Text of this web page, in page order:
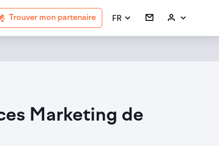
Trouver mon partenaire FR
Marketing de